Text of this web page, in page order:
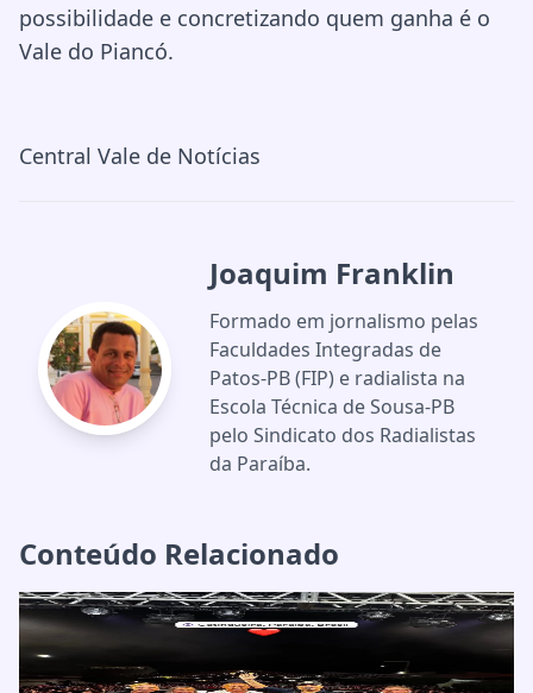
possibilidade e concretizando quem ganha é o
Vale do Piancó.
Central Vale de Notícias
Joaquim Franklin
Formado em jornalismo pelas
Faculdades Integradas de
Patos-PB (FIP) e radialista na
Escola Técnica de Sousa-PB
pelo Sindicato dos Radialistas
da Paraíba.
Conteúdo Relacionado